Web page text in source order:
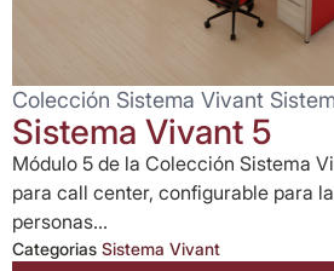
Colección Sistema Vivant
Sistema Vivant 5
Módulo 5 de la Colección Sistema
para call center, configurable para
personas...
Categorias Sistema Vivant